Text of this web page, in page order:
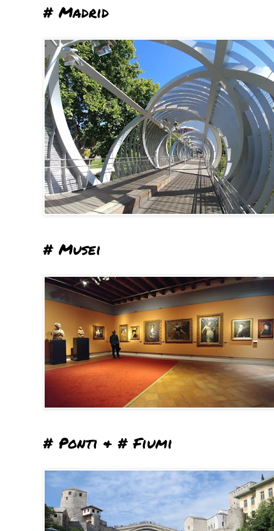
# Madrid
# Musei
# Ponti & # Fiumi